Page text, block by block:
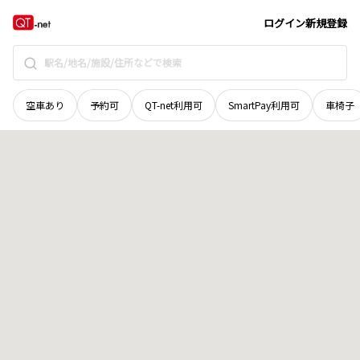
ログイン新規登録
空車あり 予約可 QT-net利用可 SmartPay利用可 車椅子
奈良県